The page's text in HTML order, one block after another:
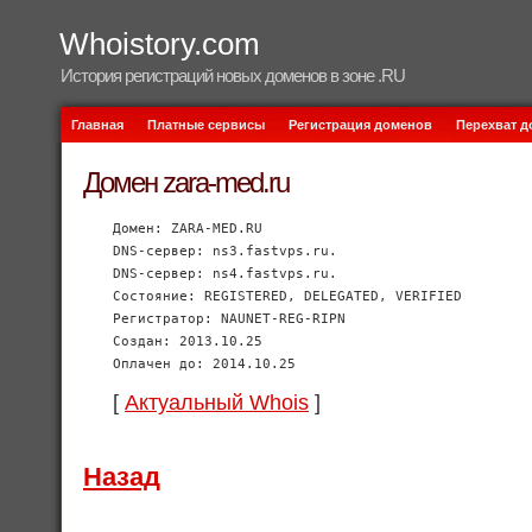
Whoistory.com
История регистраций новых доменов в зоне .RU
Главная Платные сервисы Регистрация доменов Перехват
Домен zara-med.ru
Домен: ZARA-MED.RU
DNS-сервер: ns3.fastvps.ru.
DNS-сервер: ns4.fastvps.ru.
Состояние: REGISTERED, DELEGATED, VERIFIED
Регистратор: NAUNET-REG-RIPN
Создан: 2013.10.25
Оплачен до: 2014.10.25
[ Актуальный Whois ]
Назад